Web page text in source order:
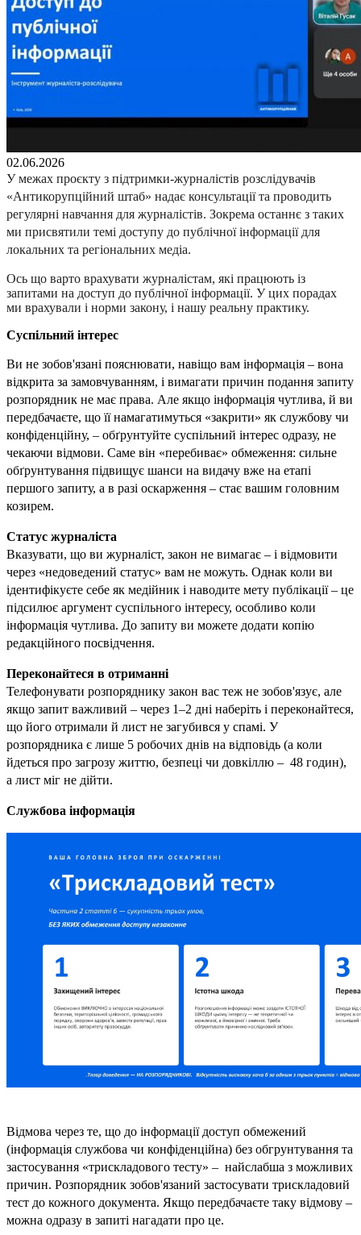
02.06.2026
У межах проєкту з підтримки-журналістів розслідувачів
«Антикорупційний штаб» надає консультації та проводить
регулярні навчання для журналістів. Зокрема останнє з таких
ми присвятили темі доступу до публічної інформації для
локальних та регіональних медіа.
Ось що варто врахувати журналістам, які працюють із
запитами на доступ до публічної інформації. У цих порадах
ми врахували і норми закону, і нашу реальну практику.
Суспільний інтерес
Ви не зобов'язані пояснювати, навіщо вам інформація – вона
відкрита за замовчуванням, і вимагати причин подання запиту
розпорядник не має права. Але якщо інформація чутлива, й ви
передбачаєте, що її намагатимуться «закрити» як службову чи
конфіденційну, – обґрунтуйте суспільний інтерес одразу, не
чекаючи відмови. Саме він «перебиває» обмеження: сильне
обґрунтування підвищує шанси на видачу вже на етапі
першого запиту, а в разі оскарження – стає вашим головним
козирем.
Статус журналіста
Вказувати, що ви журналіст, закон не вимагає – і відмовити
через «недоведений статус» вам не можуть. Однак коли ви
ідентифікуєте себе як медійник і наводите мету публікації – це
підсилює аргумент суспільного інтересу, особливо коли
інформація чутлива. До запиту ви можете додати копію
редакційного посвідчення.
Переконайтеся в отриманні
Телефонувати розпоряднику закон вас теж не зобов'язує, але
якщо запит важливий – через 1–2 дні наберіть і переконайтеся,
що його отримали й лист не загубився у спамі. У
розпорядника є лише 5 робочих днів на відповідь (а коли
йдеться про загрозу життю, безпеці чи довкіллю –  48 годин),
а лист міг не дійти.
Службова інформація
Відмова через те, що до інформації доступ обмежений
(інформація службова чи конфіденційна) без обгрунтування та
застосування «трискладового тесту» –  найслабша з можливих
причин. Розпорядник зобов'язаний застосувати трискладовий
тест до кожного документа. Якщо передбачаєте таку відмову –
можна одразу в запиті нагадати про це.